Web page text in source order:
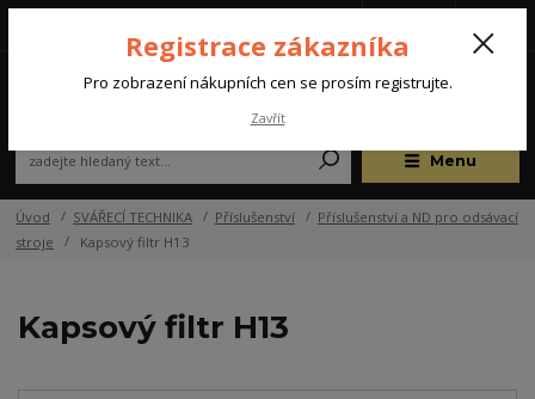
Menu
(Po-Pá, 07:00-15:30 hod.)
Úvod SVÁŘECÍ TECHNIKA Příslušenství
Příslušenství a ND pro odsávací
stroje
Kapsový filtr H13
Kapsový filtr H13
Registrace zákazníka
Pro zobrazení nákupních cen se prosím registrujte.
Zavřít